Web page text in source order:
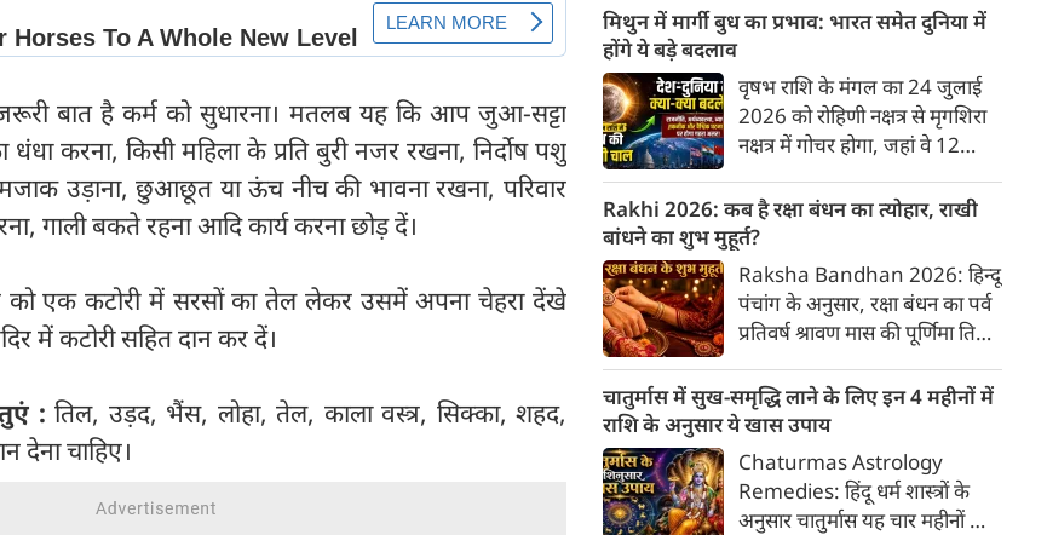
बात है कर्म को सुधारना। मतलब यह कि आप जुआ-सट्टा
करना, किसी महिला के प्रति बुरी नजर रखना, निर्दोष पशु
मजाक उड़ाना, छुआछूत या ऊंच नीच की भावना रखना, परिवार
गाली बकते रहना आदि कार्य करना छोड़ दें।
को एक कटोरी में सरसों का तेल लेकर उसमें अपना चेहरा देंखे
में कटोरी सहित दान कर दें।
: तिल, उड़द, भैंस, लोहा, तेल, काला वस्त्र, सिक्का, शहद,
देना चाहिए।
जाए। वे एक ऐसा सार्वभौमिक सत्य
खोजना चाहते थे, जिस पर कोई भी
प्रश्नचिह्न न लगा सके। इसी विचार ने
बुद्धिवाद (Rationalism) की नींव
रखी। आइए, देकार्त के इस अद्भुत
दार्शनिक चिंतन के 4 प्रमुख स्तंभों को
गहराई से समझते हैं।
मिथुन में मार्गी बुध का प्रभाव: भारत समेत दुनिया में
होंगे ये बड़े बदलाव
वृषभ राशि के मंगल का 24 जुलाई
2026 को रोहिणी नक्षत्र से मृगशिरा
नक्षत्र में गोचर होगा, जहां वे 12
में एक बड़ा हलचल भरा मोड़ आ चुका
है- बुध ग्रह अपनी ही प्रिय राशि मिथुन
में सीधे (मार्गी) चलने लगे हैं। अब जब
बुद्धि और संवाद का कारक ग्रह सीधी
चाल चलेगा, तो जाहिर है आपकी
सोच, बातचीत और फैसलों की रफ्तार
भी बदल जाएगी।
Rakhi 2026: कब है रक्षा बंधन का त्योहार, राखी
बांधने का शुभ मुहूर्त?
Raksha Bandhan 2026: हिन्दू
पंचांग के अनुसार, रक्षा बंधन का पर्व
प्रतिवर्ष श्रावण मास की पूर्णिमा तिथि
में इसे मिठास और खुशियों का उत्सव
माना गया है। यह भाई-बहन के प्रेम
का पावन पर्व है। यहां जानें रक्षा बंधन
2026 कब है? जानें रक्षा बंधन
2026 की तारीख...
चातुर्मास में सुख-समृद्धि लाने के लिए इन 4 महीनों में
राशि के अनुसार ये खास उपाय
Chaturmas Astrology
Remedies: हिंदू धर्म शास्त्रों के
अनुसार चातुर्मास यह चार महीनों का